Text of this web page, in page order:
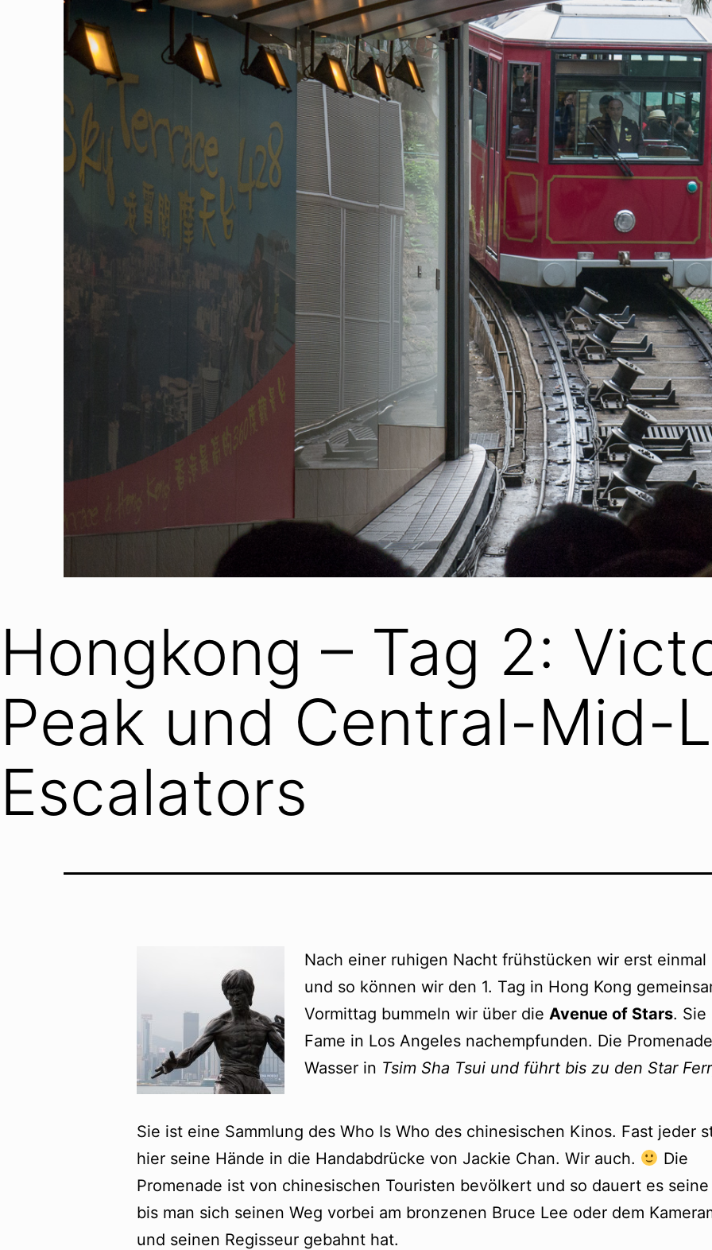
Hongkong – Tag 2:
Peak und Central-Mid-
Escalators
Nach einer ruhigen Nacht frühstücken wir erst
und so können wir den 1. Tag in Hong Kong
Vormittag bummeln wir über die Avenue of Stars. Sie
Fame in Los Angeles nachempfunden. Die
Wasser in Tsim Sha Tsui und führt bis zu den Star
Sie ist eine Sammlung des Who Is Who des chinesischen Kinos. Fast jeder
hier seine Hände in die Handabdrücke von Jackie Chan. Wir auch.
Die
Promenade ist von chinesischen Touristen bevölkert und so dauert es
bis man sich seinen Weg vorbei am bronzenen Bruce Lee oder dem
und seinen Regisseur gebahnt hat.